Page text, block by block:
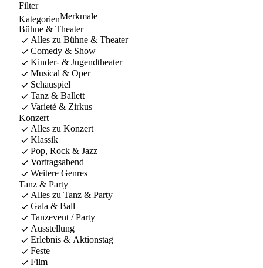
Filter
KategorienMerkmale
Bühne & Theater
Alles zu Bühne & Theater
Comedy & Show
Kinder- & Jugendtheater
Musical & Oper
Schauspiel
Tanz & Ballett
Varieté & Zirkus
Konzert
Alles zu Konzert
Klassik
Pop, Rock & Jazz
Vortragsabend
Weitere Genres
Tanz & Party
Alles zu Tanz & Party
Gala & Ball
Tanzevent / Party
Ausstellung
Erlebnis & Aktionstag
Feste
Film